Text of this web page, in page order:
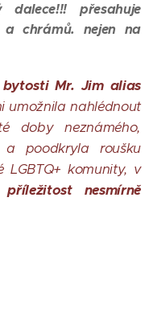
přesahuje
a chrámů. nejen na
bytosti Mr. Jim alias
umožnila nahlédnout
doby neznámého,
a poodkryla roušku
komunity, v
nesmírně